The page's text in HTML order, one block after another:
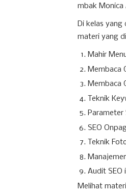
mbak Monica
Di kelas
materi yang
Mahir
Membaca
Membaca
Teknik
Parameter
SEO
Teknik
Audit SEO
Melihat